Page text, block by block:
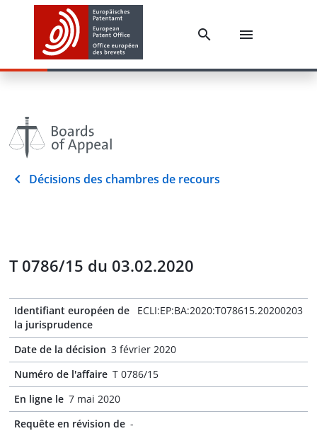
Décisions des chambres de recours
T 0786/15 du 03.02.2020
Identifiant européen de
la jurisprudence
ECLI:EP:BA:2020:T078615.20200203
Date de la décision 3 février 2020
Numéro de l'affaire T 0786/15
En ligne le 7 mai 2020
Requête en révision de -